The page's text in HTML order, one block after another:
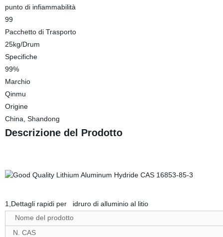
punto di infiammabilità
99
Pacchetto di Trasporto
25kg/Drum
Specifiche
99%
Marchio
Qinmu
Origine
China, Shandong
Descrizione del Prodotto
1,Dettagli rapidi per
idruro di alluminio al litio
Nome del prodotto
N. CAS